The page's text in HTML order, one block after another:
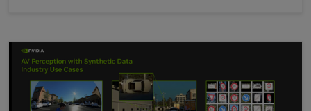
一文看懂DRIVE Replicator：合成数据生成加速自动驾驶汽车的